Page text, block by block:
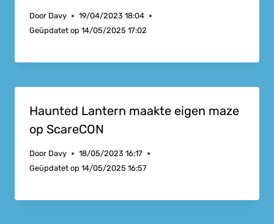
Door Davy
19/04/2023 18:04
Geüpdatet op 14/05/2025 17:02
Haunted Lantern maakte eigen maze
op ScareCON
Door Davy
18/05/2023 16:17
Geüpdatet op 14/05/2025 16:57